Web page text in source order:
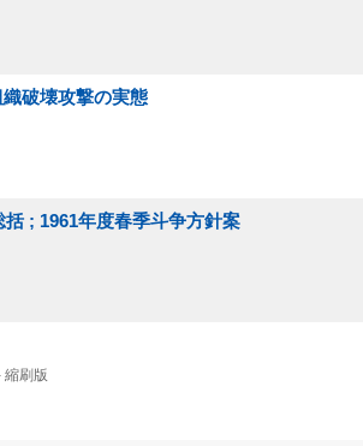
破壊攻撃の実態
; 1961年度春季斗争方針案
縮刷版